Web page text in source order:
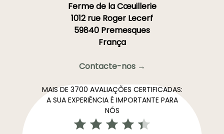
Ferme de la Cœuillerie
1012 rue Roger Lecerf
59840 Premesques
França
Contacte-nos →
MAIS DE 3700 AVALIAÇÕES CERTIFICADAS:
A SUA EXPERIÊNCIA É IMPORTANTE PARA
NÓS